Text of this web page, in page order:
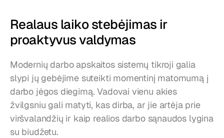
Realaus laiko stebėjimas ir
proaktyvus valdymas
Modernių darbo apskaitos sistemų tikroji galia
slypi jų gebėjime suteikti momentinį matomumą į
darbo jėgos diegimą. Vadovai vienu akies
žvilgsniu gali matyti, kas dirba, ar jie artėja prie
viršvalandžių ir kaip realios darbo sąnaudos lygina
su biudžetu.